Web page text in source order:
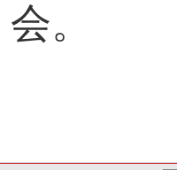
会。